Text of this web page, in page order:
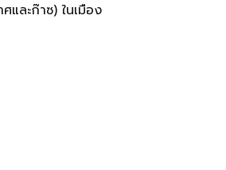
และก๊าซ) ในเมือง